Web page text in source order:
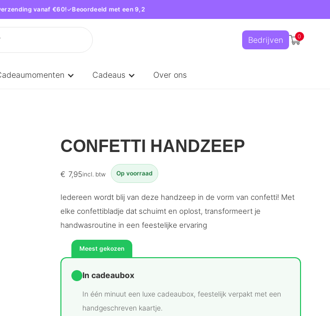
vanaf €60! Beoordeeld met een 9,2
Bedrijven 0
Cadeaus Over ons
CONFETTI HANDZEEP
€ 7,95incl. btw Op voorraad
Iedereen wordt blij van deze handzeep in de vorm van confetti! Met
elke confettibladje dat schuimt en oplost, transformeert je
handwasroutine in een feestelijke ervaring
In cadeaubox
Meest gekozen
In één minuut een luxe cadeaubox, feestelijk verpakt met een
handgeschreven kaartje.